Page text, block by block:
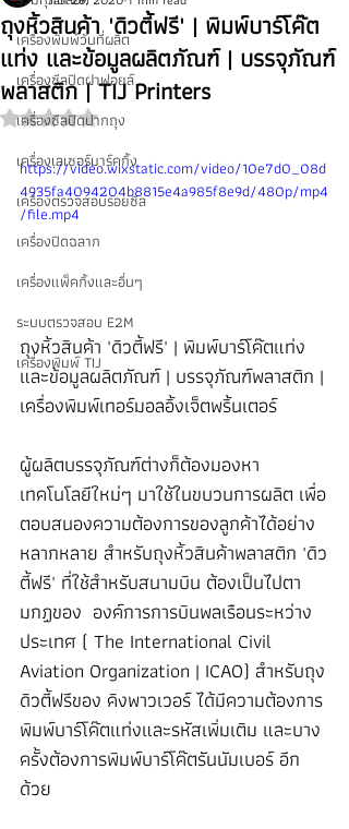
เครื่องพิมพ์วันที่ผลิต
เครื่องซีลปิดฝาฟอยล์
เครื่องซีลปิดปากถุง
เครื่องเลเซอร์มาร์คกิ้ง
เครื่องตรวจสอบรอยซีล
เครื่องปิดฉลาก
เครื่องแพ็คกิ้งและอื่นๆ
ระบบตรวจสอบ E2M
เครื่องพิมพ์ TIJ
ถุงหิ้วสินค้า 'ดิวตี้ฟรี' | พิมพ์บาร์โค๊ต
แท่ง และข้อมูลผลิตภัณฑ์ | บรรจุภัณฑ์
พลาสติก | TIJ Printers
Rated NaN out of 5 stars.
https://video.wixstatic.com/video/10e7d0_08d
4935fa4094204b8815e4a985f8e9d/480p/mp4
/file.mp4
ถุงหิ้วสินค้า 'ดิวตี้ฟรี' | พิมพ์บาร์โค๊ตแท่ง
และข้อมูลผลิตภัณฑ์ | บรรจุภัณฑ์พลาสติก |
เครื่องพิมพ์เทอร์มอลอิ้งเจ็ตพริ้นเตอร์
ผู้ผลิตบรรจุภัณฑ์ต่างก็ต้องมองหา
เทคโนโลยีใหม่ๆ มาใช้ในขบวนการผลิต เพื่อ
ตอบสนองความต้องการของลูกค้าได้อย่าง
หลากหลาย สำหรับถุงหิ้วสินค้าพลาสติก 'ดิว
ตี้ฟรี' ที่ใช้สำหรับสนามบิน ต้องเป็นไปตา
มกฏของ  องค์การการบินพลเรือนระหว่าง
ประเทศ ( The International Civil
Aviation Organization | ICAO) สำหรับถุง
ดิวตี้ฟรีของ คิงพาวเวอร์ ได้มีความต้องการ
พิมพ์บาร์โค๊ตแท่งและรหัสเพิ่มเติม และบาง
ครั้งต้องการพิมพ์บาร์โค๊ตรันนัมเบอร์ อีก
ด้วย